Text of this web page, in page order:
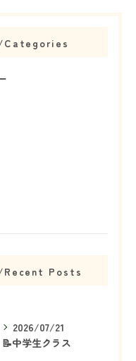
Categories
Recent Posts
2026/07/21
📝中学生クラス